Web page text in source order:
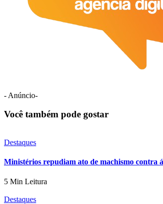
- Anúncio-
Você também pode gostar
Destaques
Ministérios repudiam ato de machismo contra
5 Min Leitura
Destaques